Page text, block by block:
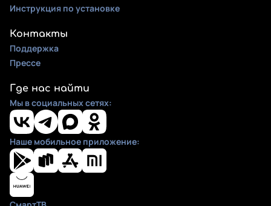
Инструкция по установке
Контакты
Поддержка
Прессе
Где нас найти
Мы в социальных сетях:
Наше мобильное приложение: